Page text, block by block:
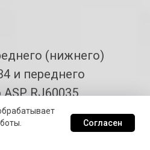
Согласен
(нижнего)
и переднего
RJ60035